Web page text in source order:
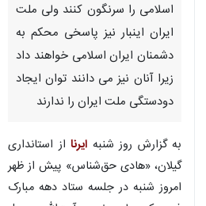
اسلامی را سرنگون کنند ولی ملت
ایران اینبار نیز پاسخی محکم به
دشمنان ایران اسلامی خواهند داد
زیرا آنان نیز می دانند توان ایجاد
دودستگی ملت ایران را ندارند
به گزارش روز شنبه ایرنا از استانداری
گیلان، «هادی حق‌شناس» پیش از ظهر
امروز شنبه در جلسه ستاد دهه مبارک